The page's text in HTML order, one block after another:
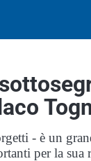
- è un
per la sua